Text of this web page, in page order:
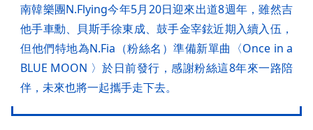
南韓樂團N.Flying今年5月20日迎來出道8週年，雖然吉
他手車勳、貝斯手徐東成、鼓手金宰鉉近期入續入伍，
但他們特地為N.Fia（粉絲名）準備新單曲〈Once in a
BLUE MOON 〉於日前發行，感謝粉絲這8年來一路陪
伴，未來也將一起攜手走下去。